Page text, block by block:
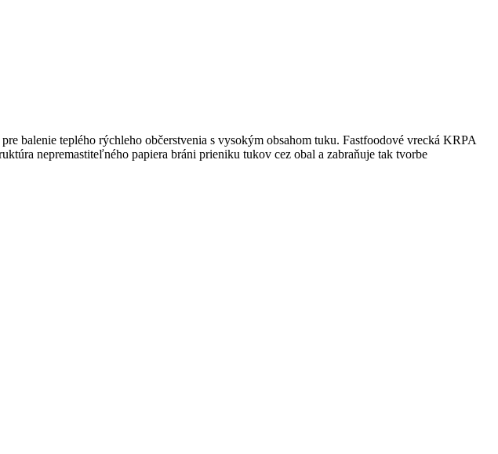
balenie teplého rýchleho občerstvenia s vysokým obsahom tuku. Fastfoodové vrecká KRPA
nepremastiteľného papiera bráni prieniku tukov cez obal a zabraňuje tak tvorbe